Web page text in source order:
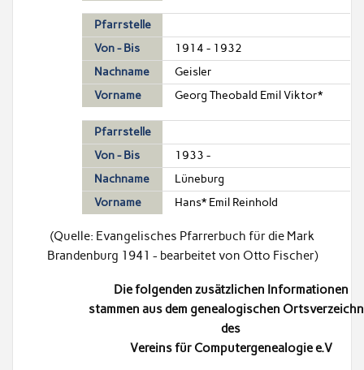
Pfarrstelle
Von - Bis
1914 - 1932
Nachname
Geisler
Vorname
Georg Theobald Emil Viktor*
Pfarrstelle
Von - Bis
1933 -
Nachname
Lüneburg
Vorname
Hans* Emil Reinhold
(Quelle: Evangelisches Pfarrerbuch für die Mark
Brandenburg 1941 - bearbeitet von Otto Fischer)
Die folgenden zusätzlichen Informationen
stammen aus dem genealogischen
des
Vereins für Computergenealogie e.V